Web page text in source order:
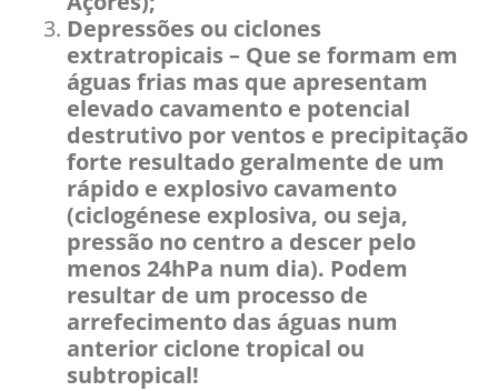
Depressões ou ciclones
extratropicais – Que se formam em
águas frias mas que apresentam
elevado cavamento e potencial
destrutivo por ventos e precipitação
forte resultado geralmente de um
rápido e explosivo cavamento
(ciclogénese explosiva, ou seja,
pressão no centro a descer pelo
menos 24hPa num dia). Podem
resultar de um processo de
arrefecimento das águas num
anterior ciclone tropical ou
subtropical!